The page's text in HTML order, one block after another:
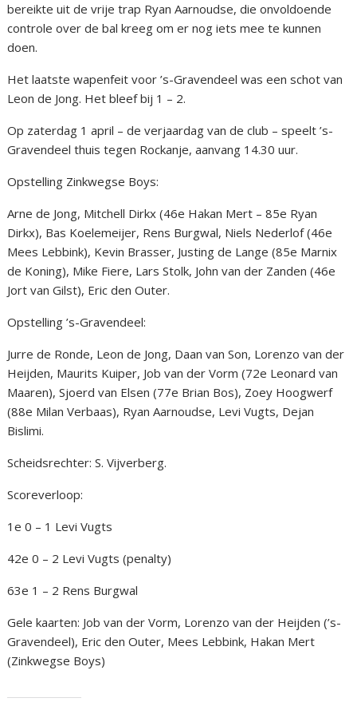
bereikte uit de vrije trap Ryan Aarnoudse, die onvoldoende
controle over de bal kreeg om er nog iets mee te kunnen
doen.
Het laatste wapenfeit voor ’s-Gravendeel was een schot van
Leon de Jong. Het bleef bij 1 – 2.
Op zaterdag 1 april – de verjaardag van de club – speelt ’s-
Gravendeel thuis tegen Rockanje, aanvang 14.30 uur.
Opstelling Zinkwegse Boys:
Arne de Jong, Mitchell Dirkx (46e Hakan Mert – 85e Ryan
Dirkx), Bas Koelemeijer, Rens Burgwal, Niels Nederlof (46e
Mees Lebbink), Kevin Brasser, Justing de Lange (85e Marnix
de Koning), Mike Fiere, Lars Stolk, John van der Zanden (46e
Jort van Gilst), Eric den Outer.
Opstelling ’s-Gravendeel:
Jurre de Ronde, Leon de Jong, Daan van Son, Lorenzo van der
Heijden, Maurits Kuiper, Job van der Vorm (72e Leonard van
Maaren), Sjoerd van Elsen (77e Brian Bos), Zoey Hoogwerf
(88e Milan Verbaas), Ryan Aarnoudse, Levi Vugts, Dejan
Bislimi.
Scheidsrechter: S. Vijverberg.
Scoreverloop:
1e 0 – 1 Levi Vugts
42e 0 – 2 Levi Vugts (penalty)
63e 1 – 2 Rens Burgwal
Gele kaarten: Job van der Vorm, Lorenzo van der Heijden (’s-
Gravendeel), Eric den Outer, Mees Lebbink, Hakan Mert
(Zinkwegse Boys)